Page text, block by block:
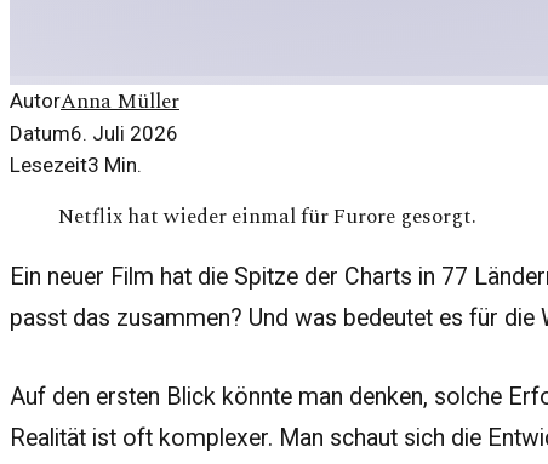
AutorAnna Müller
Datum6. Juli 2026
Lesezeit3 Min.
Netflix hat wieder einmal für Furore gesorgt.
Ein neuer Film hat die Spitze der Charts in 77
passt das zusammen? Und was bedeutet es für
Auf den ersten Blick könnte man denken, solche
Realität ist oft komplexer. Man schaut sich die